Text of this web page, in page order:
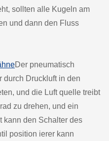
sollten alle Kugeln am
und dann den Fluss
Der pneumatisch
durch Druckluft in den
und die Luft quelle treibt
zu drehen, und ein
kann den Schalter des
position ierer kann